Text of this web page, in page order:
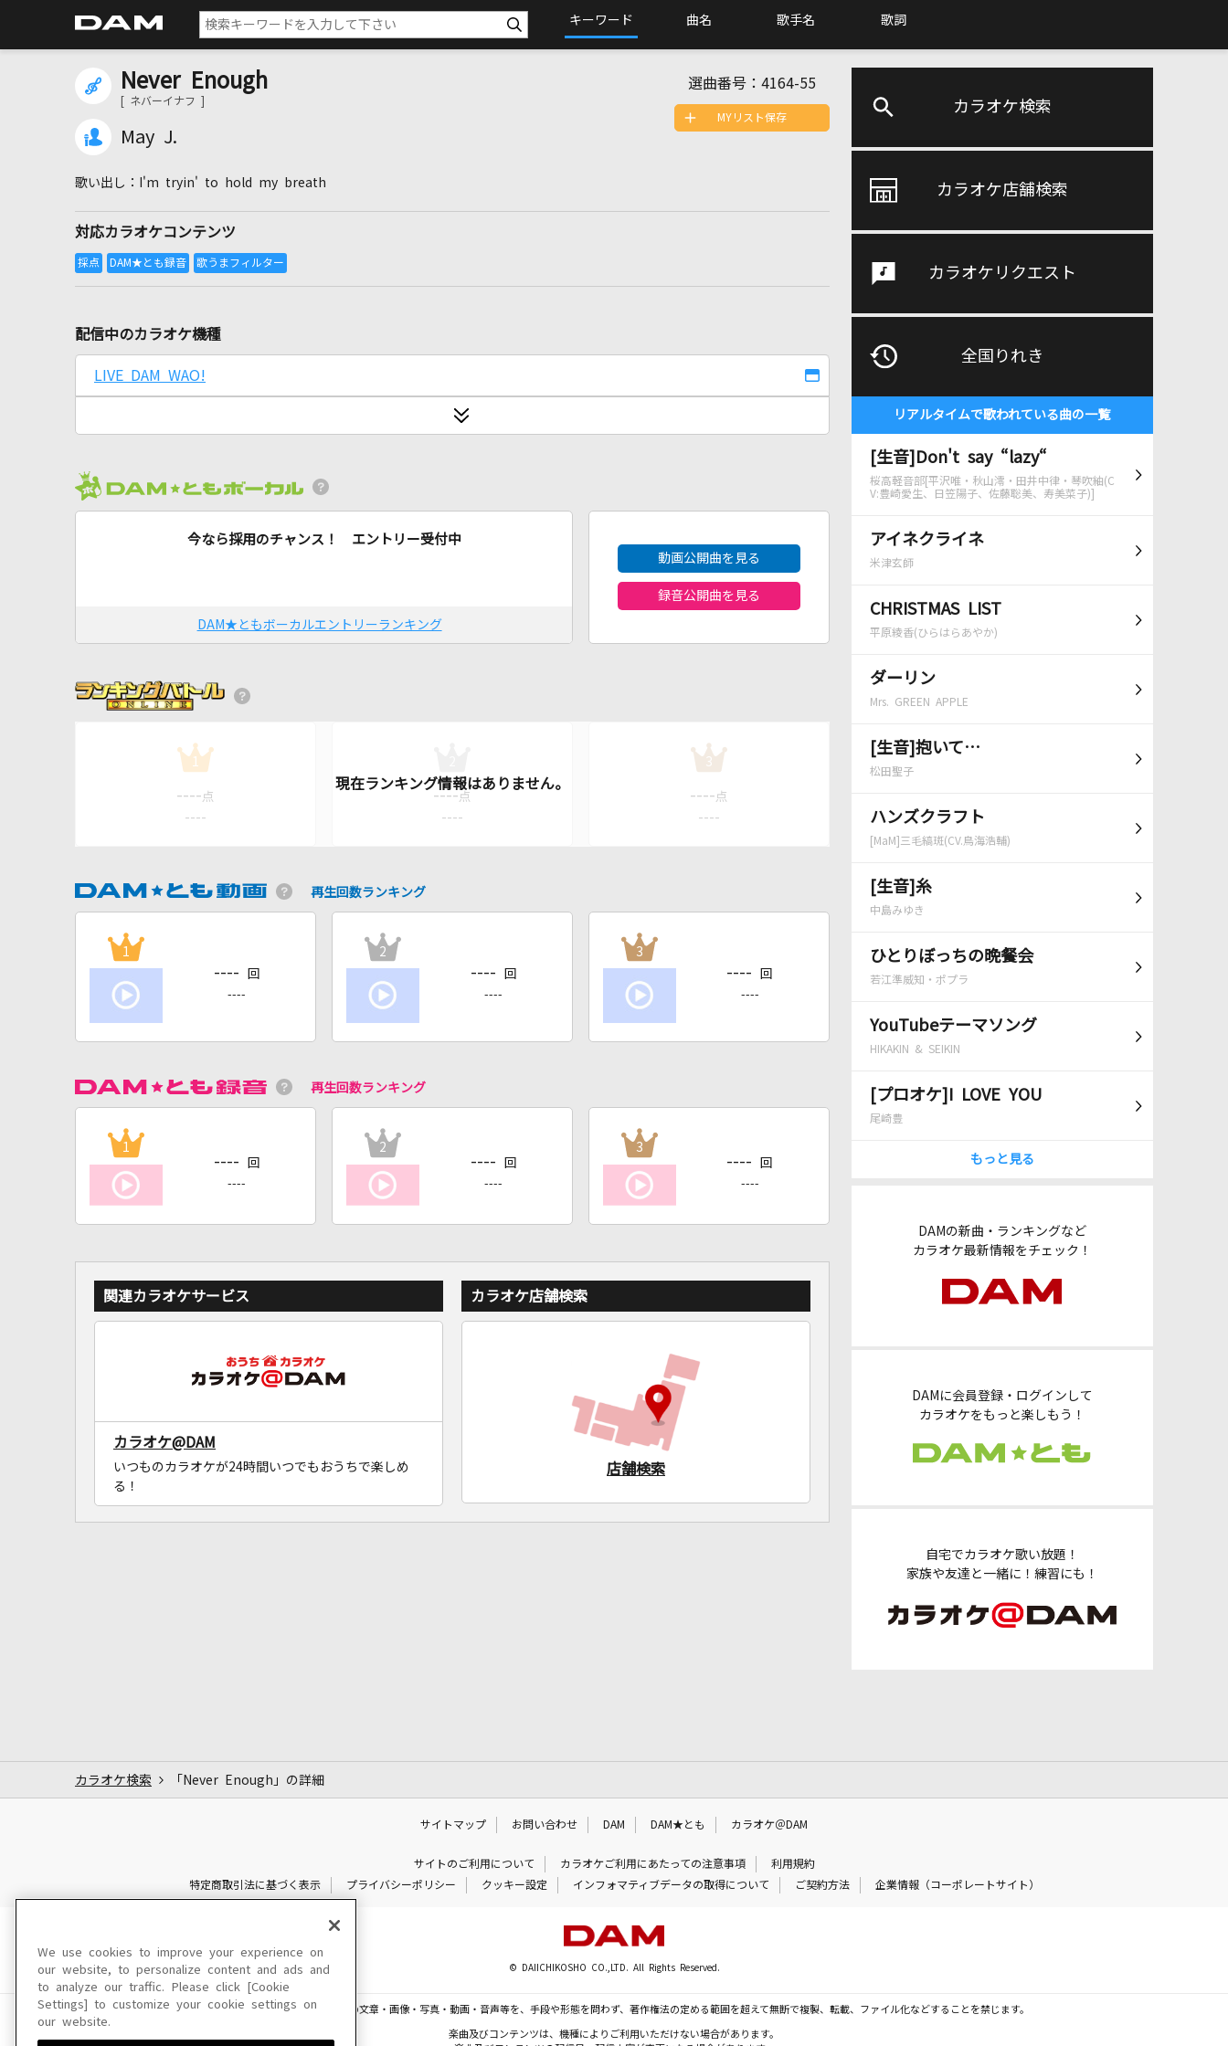
キーワード 曲名 歌手名 歌詞
カラオケ検索
カラオケ店舗検索
カラオケリクエスト
全国りれき
リアルタイムで歌われている曲の一覧
[生音]Don't say “lazy“
桜高軽音部[平沢唯・秋山澪・田井中律・琴吹紬(C
V:豊崎愛生、日笠陽子、佐藤聡美、寿美菜子)]
アイネクライネ
米津玄師
CHRISTMAS LIST
平原綾香(ひらはらあやか)
ダーリン
Mrs. GREEN APPLE
[生音]抱いて…
松田聖子
ハンズクラフト
[MaM]三毛縞斑(CV.鳥海浩輔)
[生音]糸
中島みゆき
ひとりぼっちの晩餐会
若江準威知・ポプラ
YouTubeテーマソング
HIKAKIN & SEIKIN
[プロオケ]I LOVE YOU
尾崎豊
もっと見る
DAMの新曲・ランキングなど
カラオケ最新情報をチェック！
DAMに会員登録・ログインして
カラオケをもっと楽しもう！
自宅でカラオケ歌い放題！
家族や友達と一緒に！練習にも！
Never Enough
[ ネバーイナフ ]
May J.
選曲番号： 4164-55
I'm tryin' to hold my breath
対応カラオケコンテンツ
MYリスト保存
配信中のカラオケ機種
LIVE DAM WAO!
今なら採用のチャンス！ エントリー受付中
DAM★ともボーカルエントリーランキング
動画公開曲を見る
録音公開曲を見る
1
---- 点
----
---- 点
----
3
---- 点
----
再生回数ランキング
1
---- 回
----
2
---- 回
----
3
---- 回
----
再生回数ランキング
1
---- 回
----
2
---- 回
----
3
---- 回
----
関連カラオケサービス
カラオケ@DAM
いつものカラオケが24時間いつでもおうちで楽しめ
る！
カラオケ店舗検索
店舗検索
カラオケ検索 「Never Enough」の詳細
サイトマップ お問い合わせ DAM DAM★とも カラオケ＠DAM
サイトのご利用について カラオケご利用にあたっての注意事項
利用規約
特定商取引法に基づく表示
プライバシーポリシー クッキー設定 インフォマティブデータの取得について ご契約方法 企業情報（コーポレートサイト）
© DAIICHIKOSHO CO.,LTD. All Rights Reserved.
このサイトに掲載されている一切の文章・画像・写真・動画・音声等を、手段や形態を問わず、著作権法の定める範囲を超えて無断で複製、転載、ファイル化などすることを禁じます。
楽曲及びコンテンツは、機種によりご利用いただけない場合があります。
We use cookies to improve your experience on
our website, to personalize content and ads and
to analyze our traffic. Please click [Cookie
Settings] to customize your cookie settings on
our website.